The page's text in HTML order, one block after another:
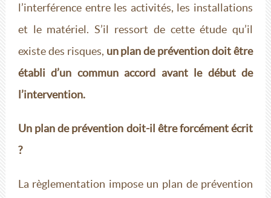
l’interférence entre les activités, les installations
et le matériel. S’il ressort de cette étude qu’il
existe des risques, un plan de prévention doit être
établi d’un commun accord avant le début de
l’intervention.
Un plan de prévention doit-il être forcément écrit
?
La règlementation impose un plan de prévention